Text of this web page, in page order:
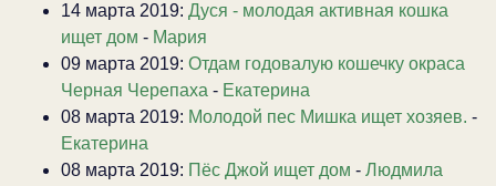
14 марта 2019: Дуся - молодая активная кошка
ищет дом - Мария
09 марта 2019: Отдам годовалую кошечку окраса
Черная Черепаха - Екатерина
08 марта 2019: Молодой пес Мишка ищет хозяев. -
Екатерина
08 марта 2019: Пёс Джой ищет дом - Людмила